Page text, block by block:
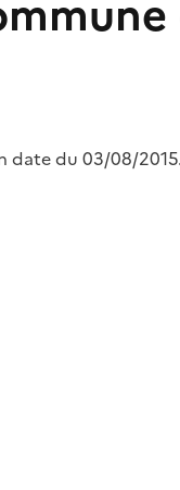
date du 03/08/